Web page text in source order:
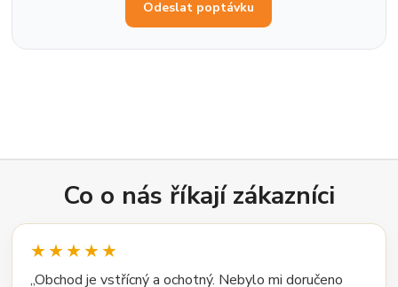
Odeslat poptávku
Co o nás říkají zákazníci
★★★★★
„Obchod je vstřícný a ochotný. Nebylo mi doručeno